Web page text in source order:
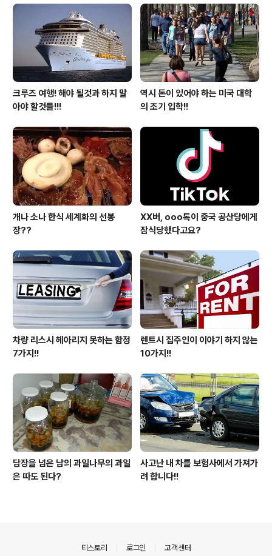
돗수를 확인하고 소비자 단체에 의뢰해서 검사한 결과 실
제로 적혀있는 알콜 돗수보다 현저히 낮은 알콜 돗수가 나
왔다 합니다. 필자는 이제까지 블로그에 글을 올리면서 먹
거리 가지고..
크루즈 여행! 해야 될것과 하지 말
아야 할것들!!!
역시 돈이 있어야 하는 미국 대학
의 조기 입학!!
개나 소나 한식 세계화의 선봉
장??
XX버, ooo톡이 중국 공산당에게
잠식당했다고요?
차량 리스시 헤아리지 못하는 함정
7가지!!
렌트시 집주인이 이야기 하지 않는
10가지!!
담장을 넘은 남의 과일나무의 과일
은 따도 된다?
사고난 내 차를 보험사에서 가져가
려 합니다!!
티스토리 로그인 고객센터